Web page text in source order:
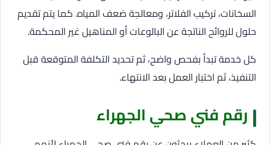
السخانات، تركيب الفلاتر، ومعالجة ضعف المياه. كما يتم تقديم
حلول للروائح الناتجة عن البالوعات أو المناهيل غير المحكمة.
كل خدمة تبدأ بفحص واضح، ثم تحديد التكلفة المتوقعة قبل
التنفيذ، ثم اختبار العمل بعد الانتهاء.
رقم فني صحي الجهراء